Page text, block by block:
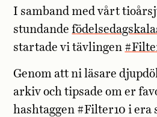
I samband med vårt
stundande
startade vi tävlingen
Genom att ni läsare
arkiv och tipsade om er
hashtaggen #Filter10 i era